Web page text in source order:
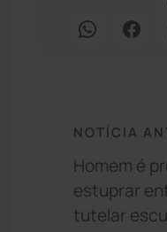
NOTÍCIA
Homem é
estuprar
tutelar